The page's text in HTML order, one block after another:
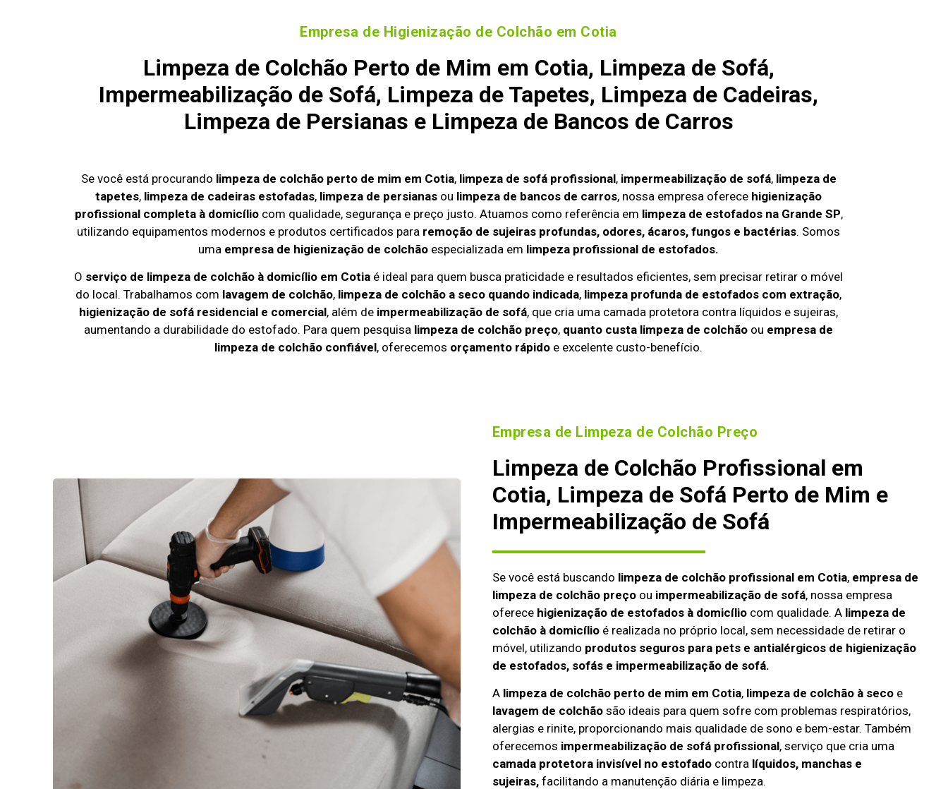
Empresa de Higienização de Colchão em Cotia
Limpeza de Colchão Perto de Mim em Cotia, Limpeza de Sofá,
Impermeabilização de Sofá, Limpeza de Tapetes, Limpeza de Cadeiras,
Limpeza de Persianas e Limpeza de Bancos de Carros
Se você está procurando limpeza de colchão perto de mim em Cotia, limpeza de sofá profissional, impermeabilização de sofá, limpeza de
tapetes, limpeza de cadeiras estofadas, limpeza de persianas ou limpeza de bancos de carros, nossa empresa oferece higienização
profissional completa à domicíliocom qualidade, segurança e preço justo. Atuamos como referência em limpeza de estofados na Grande SP,
utilizando equipamentos modernos e produtos certificados para remoção de sujeiras profundas, odores, ácaros, fungos e bactérias. Somos
uma empresa de higienização de colchão especializada em limpeza profissional de estofados.
O serviço de limpeza de colchão à domicílio em Cotia é ideal para quem busca praticidade e resultados eficientes, sem precisar retirar o móvel
do local. Trabalhamos com lavagem de colchão, limpeza de colchão a seco quando indicada, limpeza profunda de estofados com extração,
higienização de sofá residencial e comercial, além de impermeabilização de sofá, que cria uma camada protetora contra líquidos e sujeiras,
aumentando a durabilidade do estofado. Para quem pesquisa limpeza de colchão preço, quanto custa limpeza de colchão ou empresa de
limpeza de colchão confiável, oferecemos orçamento rápido e excelente custo-benefício.
Empresa de Limpeza de Colchão Preço
Limpeza de Colchão Profissional em
Cotia, Limpeza de Sofá Perto de Mim e
Impermeabilização de Sofá
Se você está buscando limpeza de colchão profissional em Cotia, empresa de
limpeza de colchão preçoou impermeabilização de sofá, nossa empresa
oferece higienização de estofados à domicíliocom qualidade. A limpeza de
colchão à domicílioé realizada no próprio local, sem necessidade de retirar o
móvel, utilizando produtos seguros para pets e antialérgicos de higienização
de estofados, sofás e impermeabilização de sofá.
A limpeza de colchão perto de mim em Cotia, limpeza de colchão à secoe
lavagem de colchãosão ideais para quem sofre com problemas respiratórios,
alergias e rinite, proporcionando mais qualidade de sono e bem-estar. Também
oferecemos impermeabilização de sofá profissional, serviço que cria uma
camada protetora invisível no estofadocontra líquidos, manchas e
sujeiras,facilitando a manutenção diária e limpeza.